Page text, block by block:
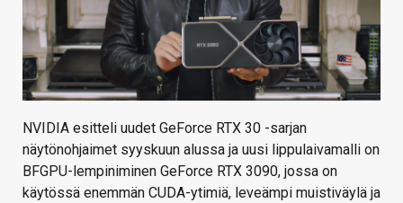
HAKU
NVIDIA esitteli uudet GeForce RTX 30 -sarjan
näytönohjaimet syyskuun alussa ja uusi lippulaivamalli on
BFGPU-lempiniminen GeForce RTX 3090, jossa on
käytössä enemmän CUDA-ytimiä, leveämpi muistiväylä ja